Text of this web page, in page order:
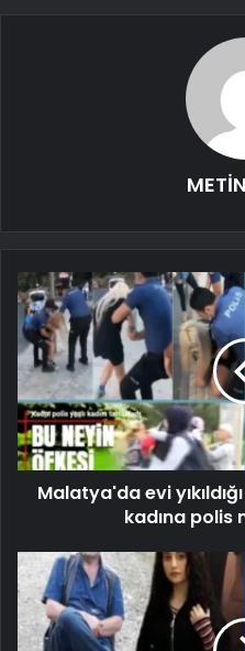
Malatya'da evi
kadına polis